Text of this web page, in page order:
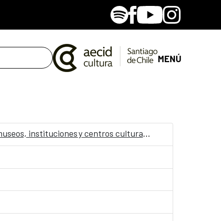
SpotifyFacebook
YoutubeInstagram
MENÚ
Convocatoria: Jornadas “Accesibilidad, Arte y Salud como punto de encuentro y cultura inclusiva en museos, instituciones y centros culturales”